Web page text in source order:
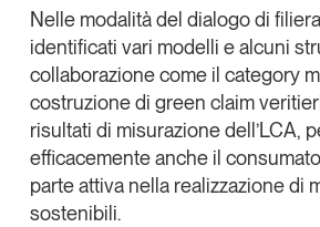
Nelle modalità del dialogo di
identificati vari modelli e alcuni
collaborazione come il category
costruzione di green claim
risultati di misurazione dell’LCA,
efficacemente anche il
parte attiva nella realizzazione di
sostenibili.